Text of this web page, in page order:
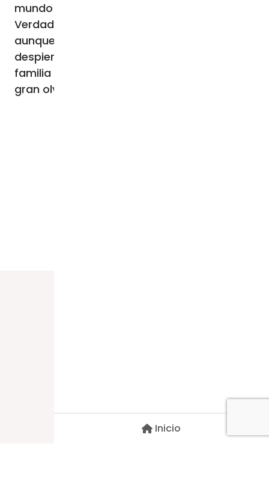
mundo y por lo tanto el bien, la belleza y la
Verdad siempre ganan. Hay esperanza,
aunque aún queda que la sociedad
despierte completamente y vea que la
familia debe ser la prioridad política y no la
gran olvidada”.
Inicio